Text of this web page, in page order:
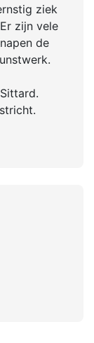
ziek
zijn vele
de